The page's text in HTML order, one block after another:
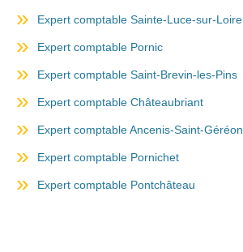
Expert comptable Sainte-Luce-sur-Loire
Expert comptable Pornic
Expert comptable Saint-Brevin-les-Pins
Expert comptable Châteaubriant
Expert comptable Ancenis-Saint-Géréon
Expert comptable Pornichet
Expert comptable Pontchâteau